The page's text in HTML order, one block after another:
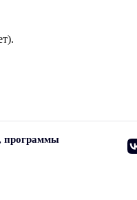
программы